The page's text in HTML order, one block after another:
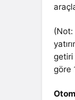
getiri
göre